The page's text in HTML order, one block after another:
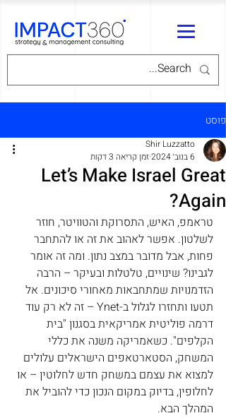
פוסט
Let’s Make Israel Great
Again?
Shir Luzzatto
6 בנוב׳ 2024
זמן קריאה 3 דקות
טראמפ, האיש, התסרוקת והטוויטר, חוזר
לשלטון. אפשר לאהוב את זה או להתחבר
פחות, אבל מדובר במצב נתון. ומה זה אומר
לגבינו? שינויים, טלטלות ובעיקר – הרבה
הזדמנויות שמתחבאות מאחורי סיכונים. אל
תטעו ותחזרו לגלול ב-Ynet – זה לא רק עוד
דרמה פוליטית אמריקאית בסגנון "בית
הקלפים". כשאמריקה משנה את כללי
המשחק, הסטארטאפים הישראלים עלולים
למצוא את עצמם במשחק חדש לחלוטין – או
לחלופין, בדיוק במקום הנכון כדי להוביל את
המהלך הבא.